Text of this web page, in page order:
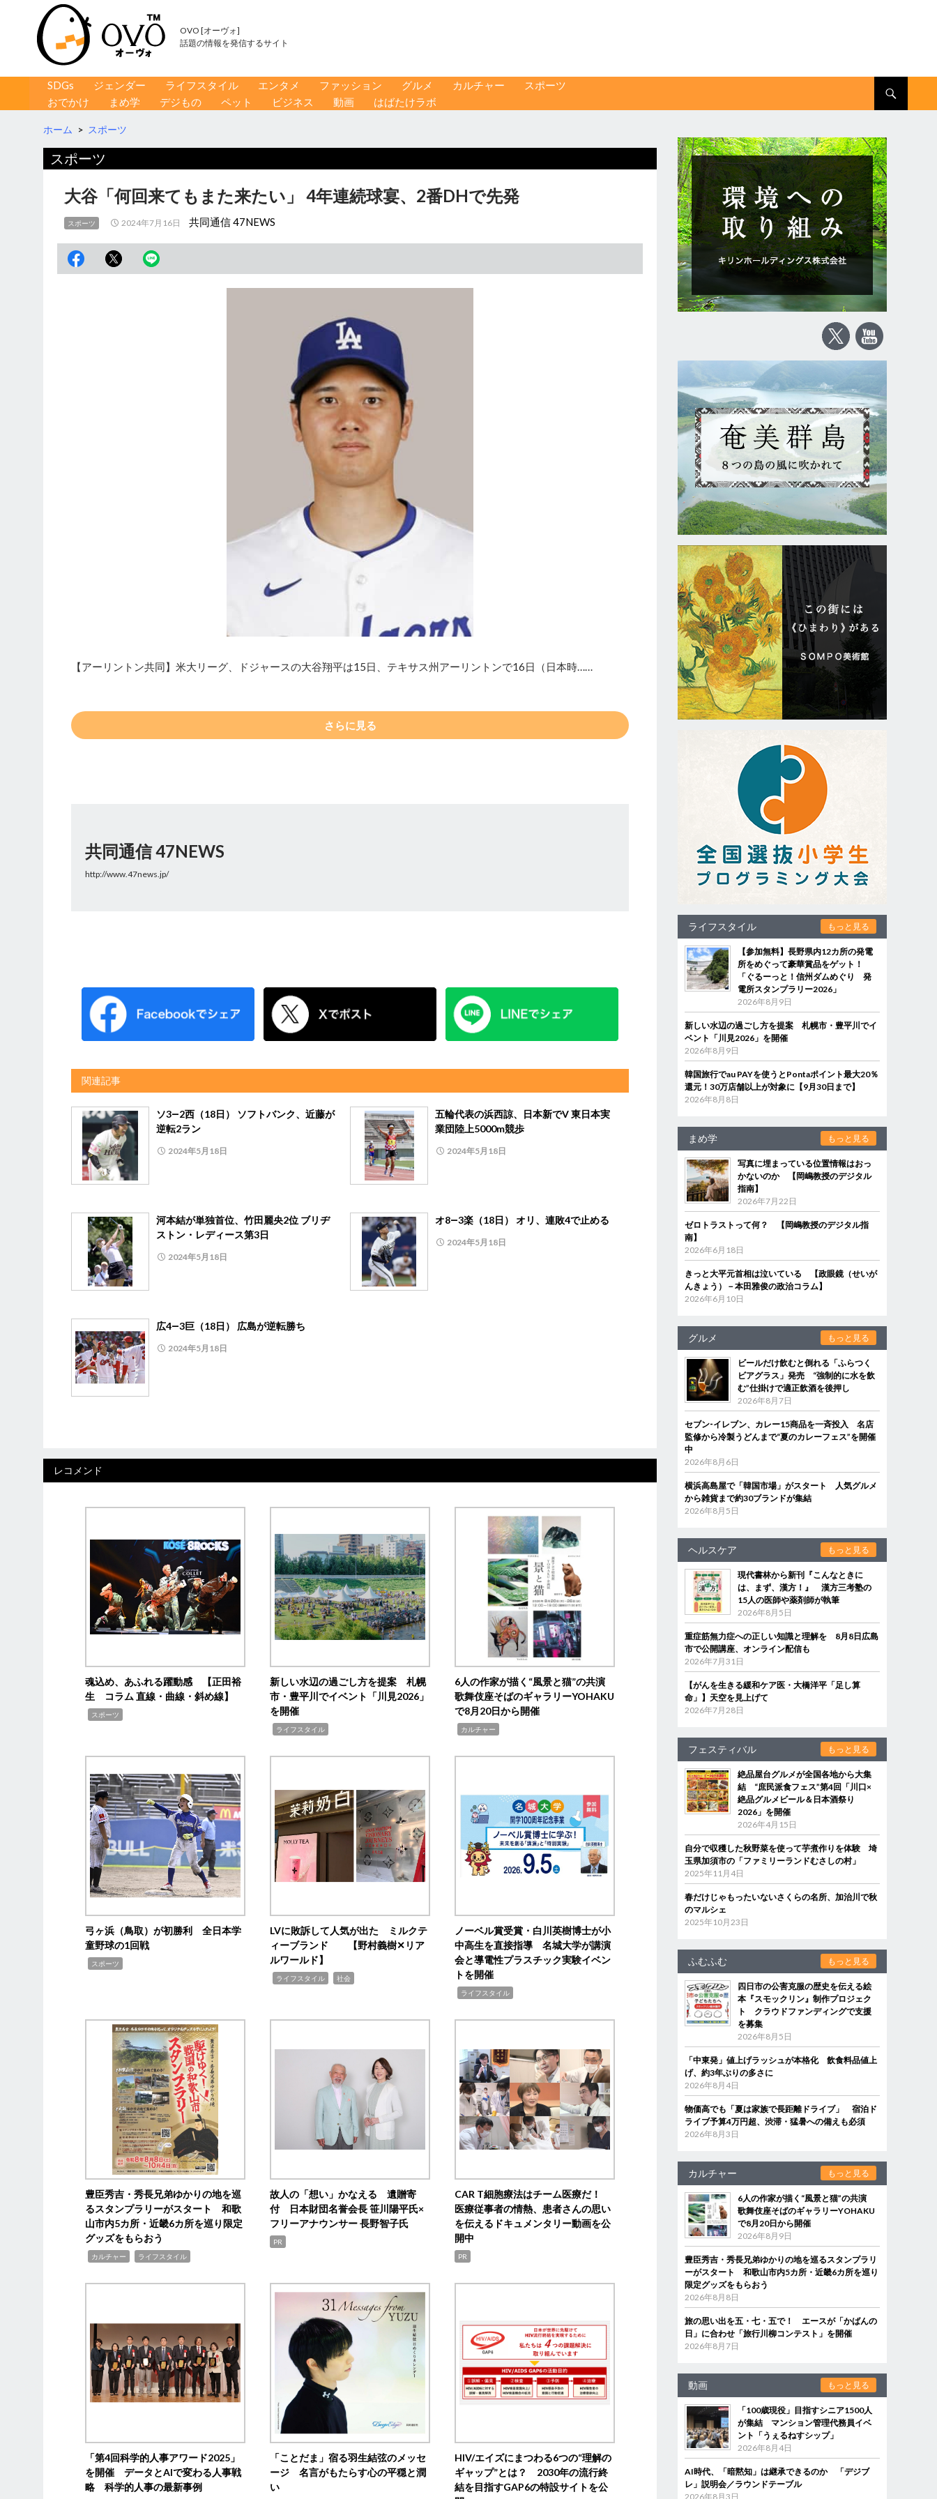
OVO [オーヴォ]
話題の情報を発信するサイト
コンテンツへ移動
SDGs ジェンダー ライフスタイル エンタメ ファッション グルメ カルチャー
スポーツ
おでかけ
まめ学 デジもの ペット ビジネス 動画 はばたけラボ
ホーム > スポーツ
スポーツ
大谷「何回来てもまた来たい」 4年連続球宴、2番DHで先発
スポーツ 2024年7月16日 共同通信 47NEWS
【アーリントン共同】米大リーグ、ドジャースの大谷翔平は15日、テキサス州アーリントンで16日（日本時……
さらに見る
共同通信 47NEWS
http://www.47news.jp/
関連記事
ソ3―2西（18日） ソフトバンク、近藤が
逆転2ラン
2024年5月18日
五輪代表の浜西諒、日本新でV 東日本実
業団陸上5000m競歩
2024年5月18日
河本結が単独首位、竹田麗央2位 ブリヂ
ストン・レディース第3日
2024年5月18日
オ8―3楽（18日） オリ、連敗4で止める
2024年5月18日
広4―3巨（18日） 広島が逆転勝ち
2024年5月18日
レコメンド
魂込め、あふれる躍動感 【正田裕
生 コラム 直線・曲線・斜め線】
スポーツ
新しい水辺の過ごし方を提案 札幌
市・豊平川でイベント「川見2026」
を開催
ライフスタイル
6人の作家が描く“風景と猫”の共演
歌舞伎座そばのギャラリーYOHAKU
で8月20日から開催
カルチャー
弓ヶ浜（鳥取）が初勝利 全日本学
童野球の1回戦
スポーツ
LVに敗訴して人気が出た ミルクテ
ィーブランド 【野村義樹✕リア
ルワールド】
ライフスタイル 社会
ノーベル賞受賞・白川英樹博士が小
中高生を直接指導 名城大学が講演
会と導電性プラスチック実験イベン
トを開催
ライフスタイル
豊臣秀吉・秀長兄弟ゆかりの地を巡
るスタンプラリーがスタート 和歌
山市内5カ所・近畿6カ所を巡り限定
グッズをもらおう
カルチャー ライフスタイル
故人の「想い」かなえる 遺贈寄
付 日本財団名誉会長 笹川陽平氏×
フリーアナウンサー 長野智子氏
PR
CAR T細胞療法はチーム医療だ！
医療従事者の情熱、患者さんの思い
を伝えるドキュメンタリー動画を公
開中
PR
「第4回科学的人事アワード2025」
を開催 データとAIで変わる人事戦
略 科学的人事の最新事例
「ことだま」宿る羽生結弦のメッセ
ージ 名言がもたらす心の平穏と潤
い
HIV/エイズにまつわる6つの“理解の
ギャップ”とは？ 2030年の流行終
結を目指すGAP6の特設サイトを公
ライフスタイル もっと見る
【参加無料】長野県内12カ所の発電
所をめぐって豪華賞品をゲット！
「ぐるーっと！信州ダムめぐり 発
電所スタンプラリー2026」
2026年8月9日
新しい水辺の過ごし方を提案 札幌市・豊平川でイ
ベント「川見2026」を開催
2026年8月9日
韓国旅行でau PAYを使うとPontaポイント最大20％
還元！30万店舗以上が対象に【9月30日まで】
2026年8月8日
まめ学 もっと見る
写真に埋まっている位置情報はおっ
かないのか 【岡嶋教授のデジタル
指南】
2026年7月22日
ゼロトラストって何？ 【岡嶋教授のデジタル指
南】
2026年6月18日
きっと大平元首相は泣いている 【政眼鏡（せいが
んきょう）－本田雅俊の政治コラム】
2026年6月10日
グルメ もっと見る
ビールだけ飲むと倒れる「ふらつく
ビアグラス」発売 “強制的に水を飲
む”仕掛けで適正飲酒を後押し
2026年8月7日
セブン‐イレブン、カレー15商品を一斉投入 名店
監修から冷製うどんまで“夏のカレーフェス”を開催
中
2026年8月6日
横浜高島屋で「韓国市場」がスタート 人気グルメ
から雑貨まで約30ブランドが集結
2026年8月5日
ヘルスケア もっと見る
現代書林から新刊『こんなときに
は、まず、漢方！』 漢方三考塾の
15人の医師や薬剤師が執筆
2026年8月5日
重症筋無力症への正しい知識と理解を 8月8日広島
市で公開講座、オンライン配信も
2026年7月31日
【がんを生きる緩和ケア医・大橋洋平「足し算
命」】天空を見上げて
2026年7月28日
フェスティバル もっと見る
絶品屋台グルメが全国各地から大集
結 “庶民派食フェス”第4回「川口×
絶品グルメビール＆日本酒祭り
2026」を開催
2026年4月15日
自分で収穫した秋野菜を使って芋煮作りを体験 埼
玉県加須市の「ファミリーランドむさしの村」
2025年11月4日
春だけじゃもったいないさくらの名所、加治川で秋
のマルシェ
2025年10月23日
ふむふむ もっと見る
四日市の公害克服の歴史を伝える絵
本『スモックリン』制作プロジェク
ト クラウドファンディングで支援
を募集
2026年8月5日
「中東発」値上げラッシュが本格化 飲食料品値上
げ、約3年ぶりの多さに
2026年8月4日
物価高でも「夏は家族で長距離ドライブ」 宿泊ド
ライブ予算4万円超、渋滞・猛暑への備えも必須
2026年8月3日
カルチャー もっと見る
6人の作家が描く“風景と猫”の共演
歌舞伎座そばのギャラリーYOHAKU
で8月20日から開催
2026年8月9日
豊臣秀吉・秀長兄弟ゆかりの地を巡るスタンプラリ
ーがスタート 和歌山市内5カ所・近畿6カ所を巡り
限定グッズをもらおう
2026年8月8日
旅の思い出を五・七・五で！ エースが「かばんの
日」に合わせ「旅行川柳コンテスト」を開催
2026年8月7日
動画 もっと見る
「100歳現役」目指すシニア1500人
が集結 マンション管理代務員イベ
ント「うぇるねすシップ」
2026年8月4日
AI時代、「暗黙知」は継承できるのか 「デジブ
レ」説明会／ラウンドテーブル
2026年8月3日